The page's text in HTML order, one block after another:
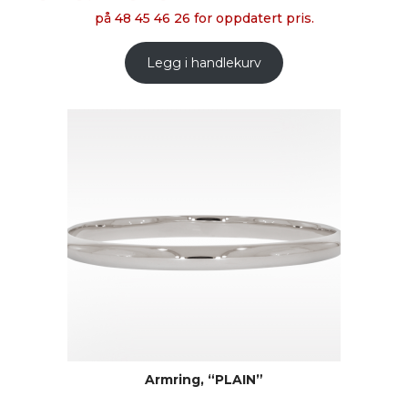
på 48 45 46 26 for oppdatert pris.
Legg i handlekurv
Armring, “PLAIN”